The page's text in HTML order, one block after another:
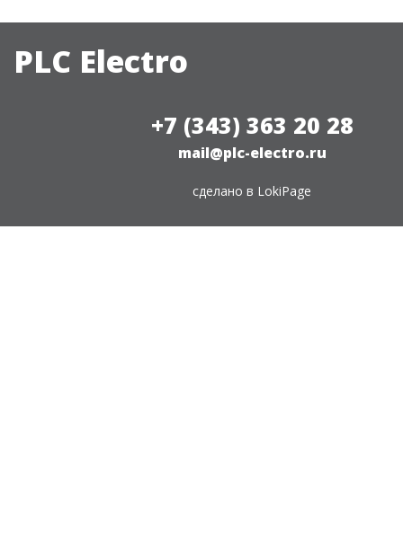
PLC Electro
+7 (343) 363 20 28
mail@plc-electro.ru
сделано в LokiPage